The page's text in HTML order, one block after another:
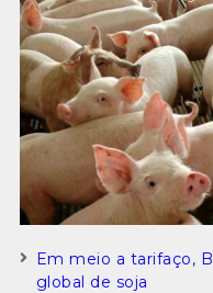
Em meio a tarifaço,
global de soja